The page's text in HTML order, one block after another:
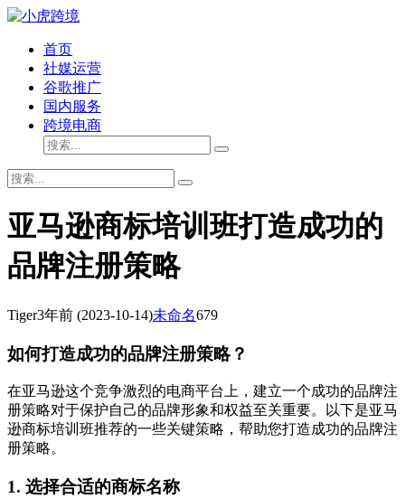
首页
社媒运营
谷歌推广
国内服务
跨境电商
亚马逊商标培训班打造成功的
品牌注册策略
Tiger3年前 (2023-10-14)未命名679
如何打造成功的品牌注册策略？
在亚马逊这个竞争激烈的电商平台上，建立一个成功的品牌注
册策略对于保护自己的品牌形象和权益至关重要。以下是亚马
逊商标培训班推荐的一些关键策略，帮助您打造成功的品牌注
册策略。
1. 选择合适的商标名称